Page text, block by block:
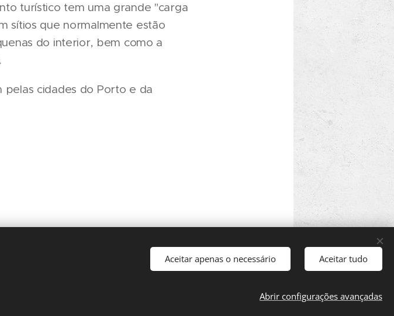
turístico tem uma grande "carga
sítios que normalmente estão
do interior, bem como a
pelas cidades do Porto e da
Aceitar apenas o necessário Aceitar tudo
Abrir configurações avançadas